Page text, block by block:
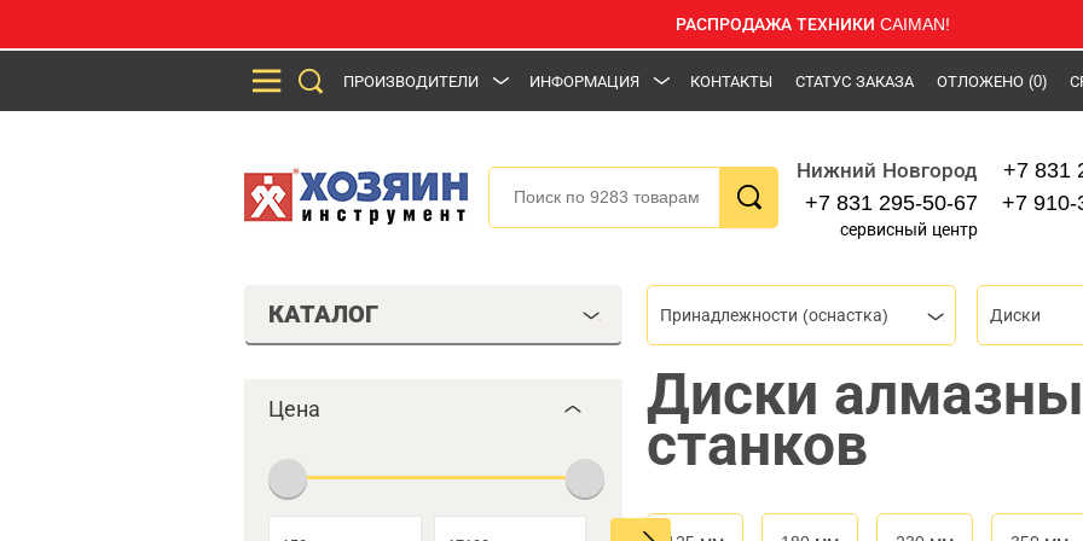
РАСПРОДАЖА ТЕХНИКИ CAIMAN!
ПРОИЗВОДИТЕЛИ ИНФОРМАЦИЯ КОНТАКТЫ СТАТУС ЗАКАЗА ОТЛОЖЕНО (0)
Нижний Новгород
+7 831 295-50-67
сервисный центр
+7 831
+7 910-
КАТАЛОГ
Цена
Принадлежности (оснастка) Диски
Диски
станков